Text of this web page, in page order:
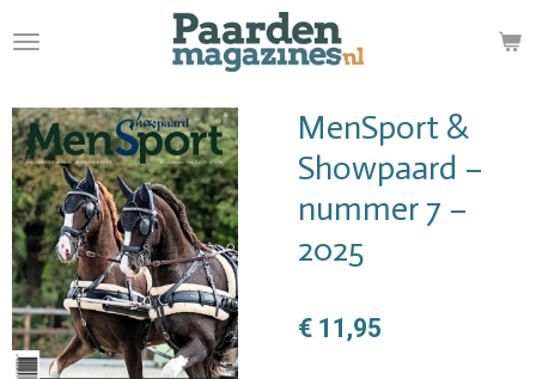
direct
de
hoofdinhoud
MenSport &
Showpaard –
nummer 7 –
2025
€ 11,95